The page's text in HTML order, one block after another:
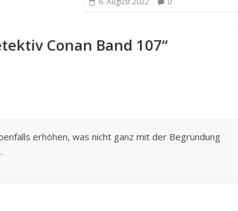
Conan Band 107“
erhöhen, was nicht ganz mit der Begründung